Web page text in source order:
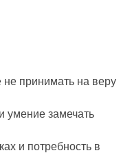
не принимать на веру
умение замечать
и потребность в